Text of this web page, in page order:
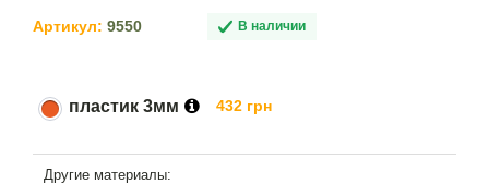
Артикул: 9550 В наличии
пластик 3мм 432 грн